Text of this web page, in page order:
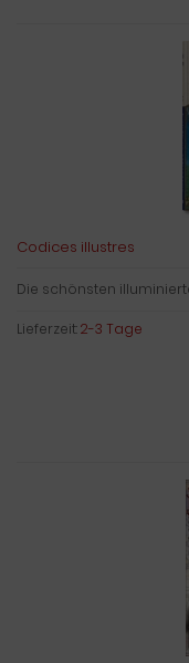
Codices illustres
Die schönsten
Lieferzeit:2-3 Tage